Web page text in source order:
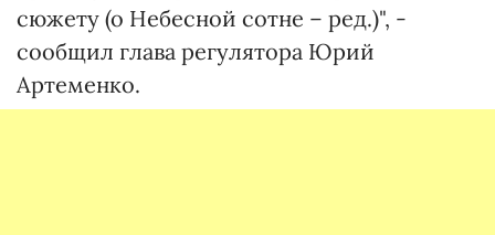
сюжету (о Небесной сотне – ред.)", -
сообщил глава регулятора Юрий
Артеменко.